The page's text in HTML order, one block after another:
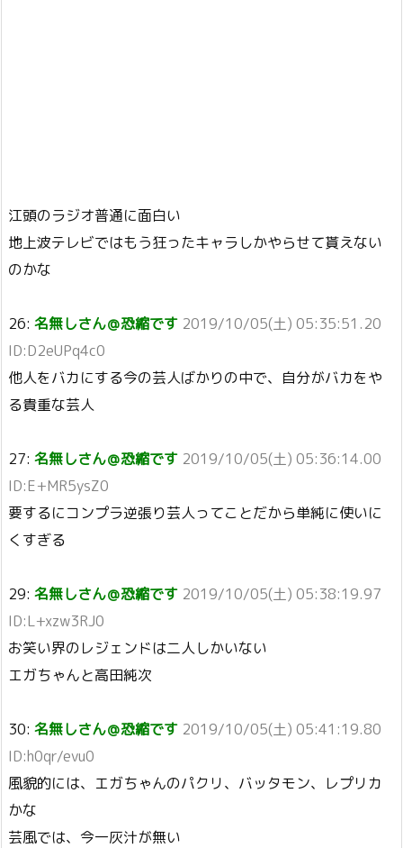
江頭のラジオ普通に面白い
地上波テレビではもう狂ったキャラしかやらせて貰えない
のかな
26: 名無しさん＠恐縮です 2019/10/05(土) 05:35:51.20
ID:D2eUPq4c0
他人をバカにする今の芸人ばかりの中で、自分がバカをや
る貴重な芸人
27: 名無しさん＠恐縮です 2019/10/05(土) 05:36:14.00
ID:E+MR5ysZ0
要するにコンプラ逆張り芸人ってことだから単純に使いに
くすぎる
29: 名無しさん＠恐縮です 2019/10/05(土) 05:38:19.97
ID:L+xzw3RJ0
お笑い界のレジェンドは二人しかいない
エガちゃんと高田純次
30: 名無しさん＠恐縮です 2019/10/05(土) 05:41:19.80
ID:h0qr/evu0
風貌的には、エガちゃんのパクリ、バッタモン、レプリカ
かな
芸風では、今一灰汁が無い